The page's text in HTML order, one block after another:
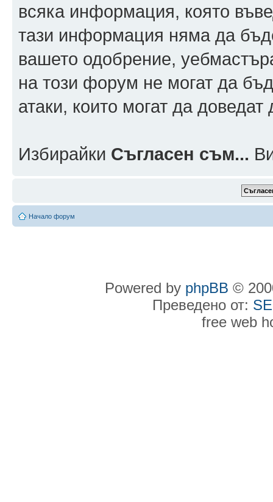
всяка информация, която
тази информация няма да
вашето одобрение,
на този форум не могат да
атаки, които могат да
Избирайки Съгласен съм...
Начало форум
Powered by phpBB ©
Преведено от:
free web